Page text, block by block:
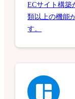
ECサイト構築
類以上の機能
す。